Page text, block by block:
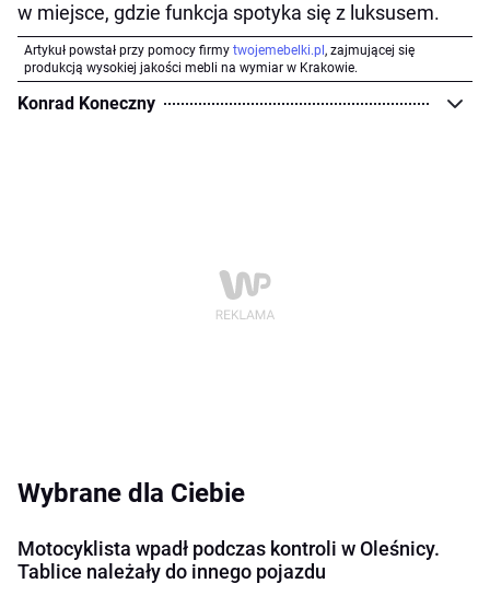
w miejsce, gdzie funkcja spotyka się z luksusem.
Artykuł powstał przy pomocy firmy twojemebelki.pl , zajmującej się
produkcją wysokiej jakości mebli na wymiar w Krakowie.
Konrad Koneczny
Wybrane dla Ciebie
Motocyklista wpadł podczas kontroli w Oleśnicy.
Tablice należały do innego pojazdu